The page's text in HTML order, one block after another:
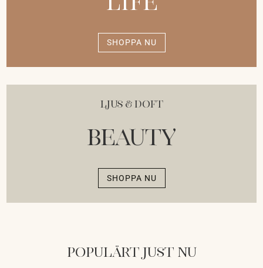
SHOPPA NU
Ljus & Doft
Beauty
SHOPPA NU
POPULÄRT JUST NU